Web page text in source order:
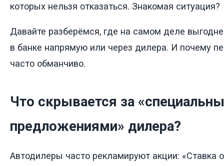
которых нельзя отказаться. Знакомая ситуация?
Давайте разберёмся, где на самом деле
в банке напрямую или через дилера. И почему
часто обманчиво.
Что скрывается за
предложениями» дилера?
Автодилеры часто рекламируют акции: «Ставка